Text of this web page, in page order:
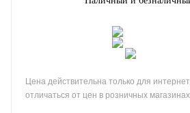
Цена действительна только для
отличаться от цен в розничных магазинах